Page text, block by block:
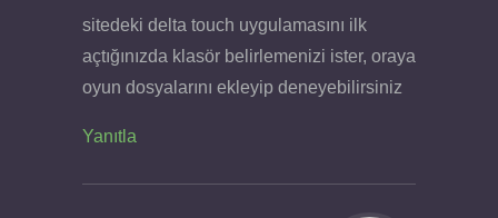
sitedeki delta touch uygulamasını ilk
açtığınızda klasör belirlemenizi ister, oraya
oyun dosyalarını ekleyip deneyebilirsiniz
Yanıtla